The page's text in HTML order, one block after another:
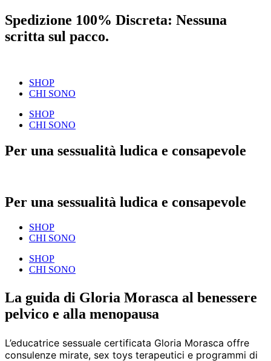
Spedizione 100% Discreta: Nessuna
scritta sul pacco.
SHOP
CHI SONO
SHOP
CHI SONO
Per una sessualità ludica e consapevole
Per una sessualità ludica e consapevole
SHOP
CHI SONO
SHOP
CHI SONO
La guida di Gloria Morasca al benessere
pelvico e alla menopausa
L’educatrice sessuale certificata Gloria Morasca offre
consulenze mirate, sex toys terapeutici e programmi di